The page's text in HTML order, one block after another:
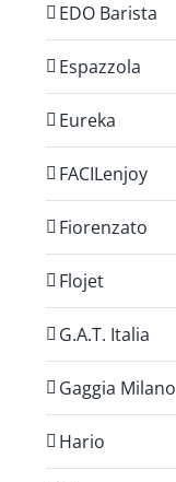
EDO Barista
Espazzola
Eureka
FACILenjoy
Fiorenzato
Flojet
G.A.T. Italia
Gaggia Milano
Hario